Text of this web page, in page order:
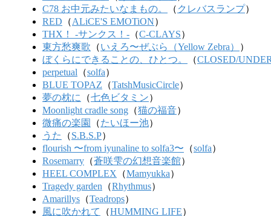
C78 お中元みたいなまもの。
（ クレバスランプ）
RED （ALiCE'S EMOTiON）
THX！ -サンクス！- （C-CLAYS）
東方愁爽歌 （いえろ〜ぜぶら（Yellow Zebra）
）
ぼくらにできることの、ひとつ。
（CLOSED/
perpetual （solfa）
BLUE TOPAZ （TatshMusicCircle）
夢の枕に
（七色ビタミン）
Moonlight cradle song （猫の福音）
微痛の楽園
（たいほー池）
うた
（S.B.S.P）
flourish 〜from iyunaline to solfa3〜 （solfa）
Rosemarry （蒼咲雫の幻想音楽館）
HEEL COMPLEX （Mamyukka）
Tragedy garden （Rhythmus）
Amarillys （Teadrops）
風に吹かれて
（HUMMING LIFE）